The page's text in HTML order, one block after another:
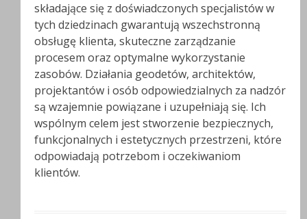
składające się z doświadczonych specjalistów w
tych dziedzinach gwarantują wszechstronną
obsługę klienta, skuteczne zarządzanie
procesem oraz optymalne wykorzystanie
zasobów. Działania geodetów, architektów,
projektantów i osób odpowiedzialnych za nadzór
są wzajemnie powiązane i uzupełniają się. Ich
wspólnym celem jest stworzenie bezpiecznych,
funkcjonalnych i estetycznych przestrzeni, które
odpowiadają potrzebom i oczekiwaniom
klientów.